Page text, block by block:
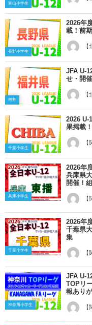
富山小学生
長野小学生
2026年
載！前
福井
JFA U-
せ・開
千葉小学生
2026 U-
果掲載
兵庫小学生
2026年
兵庫県
開催！
千葉小学生
2026年
千葉県
集
神奈川小学生
JFA U-
TOPリ
報あり